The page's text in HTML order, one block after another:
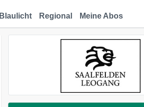
Blaulicht Regional Meine Abos